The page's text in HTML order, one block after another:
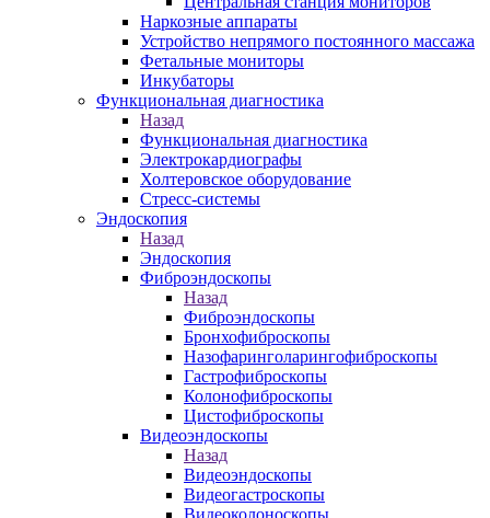
Наркозные аппараты
Устройство непрямого постоянного массажа
Фетальные мониторы
Инкубаторы
Функциональная диагностика
Назад
Функциональная диагностика
Электрокардиографы
Холтеровское оборудование
Стресс-системы
Эндоскопия
Назад
Эндоскопия
Фиброэндоскопы
Назад
Фиброэндоскопы
Бронхофиброскопы
Назофаринголарингофиброскопы
Гастрофиброскопы
Колонофиброскопы
Цистофиброскопы
Видеоэндоскопы
Назад
Видеоэндоскопы
Видеогастроскопы